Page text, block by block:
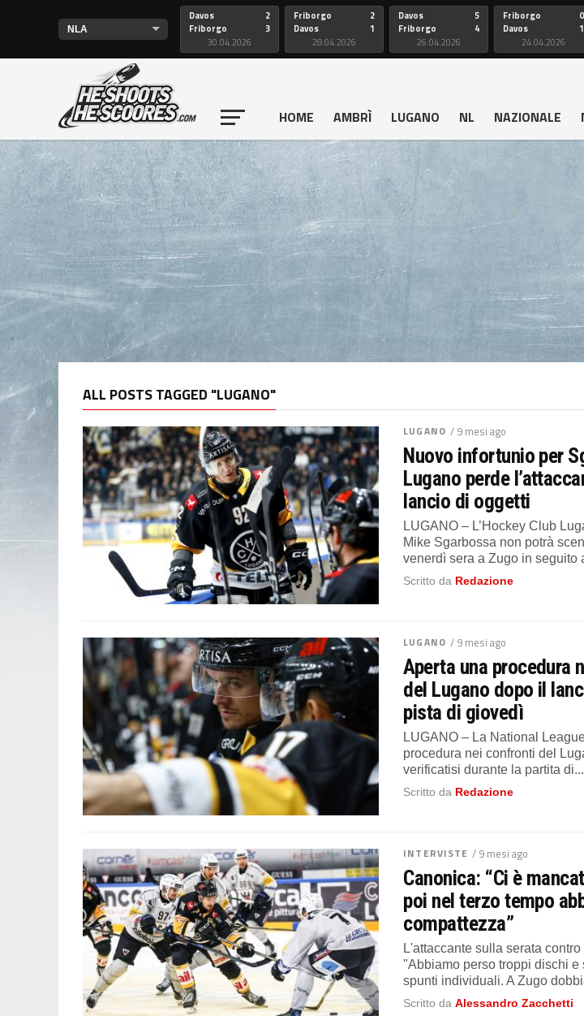
Davos
Friborgo
2
3
30.04.2026
Friborgo
Davos
2
1
28.04.2026
Davos
Friborgo
5
4
26.04.2026
Friborgo
Davos
0
1
24.04.2026
HOME AMBRÌ LUGANO NL NAZIONALE
ALL POSTS TAGGED "LUGANO"
LUGANO / 9 mesi ago
Nuovo infortunio per
Lugano perde
lancio di oggetti
LUGANO – L’Hockey Club
Mike Sgarbossa non potrà
venerdì sera a Zugo in seguito
Scritto da Redazione
LUGANO / 9 mesi ago
Aperta una procedura
del Lugano dopo il
pista di giovedì
LUGANO – La National
procedura nei confronti del
verificatisi durante la partita di...
Scritto da Redazione
INTERVISTE / 9 mesi ago
Canonica: “Ci è
poi nel terzo tempo
compattezza”
L'attaccante sulla serata
"Abbiamo perso troppi dischi e
spunti individuali. A Zugo
Scritto daAlessandro Zacchetti